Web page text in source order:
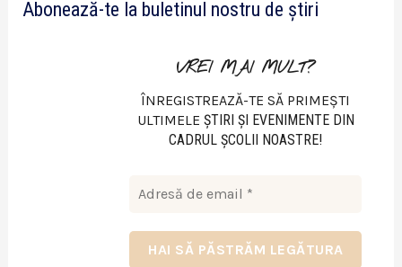
o
Abonează-te la buletinul nostru de știri
VREI MAI MULT?
ÎNREGISTREAZĂ-TE SĂ PRIMEȘTI
ULTIMELE ŞTIRI ŞI EVENIMENTE DIN
CADRUL ŞCOLII NOASTRE!